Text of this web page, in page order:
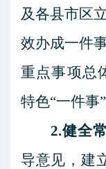
及各县市区
效办成一件
重点事项总
特色“一件事”
2.健全
导意见，建